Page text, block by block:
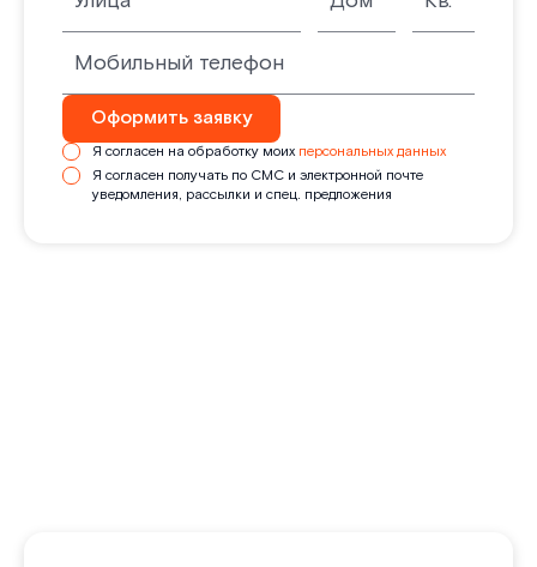
Оформить заявку
Я согласен на обработку моих персональных данных
Я согласен получать по СМС и электронной почте
уведомления, рассылки и спец. предложения